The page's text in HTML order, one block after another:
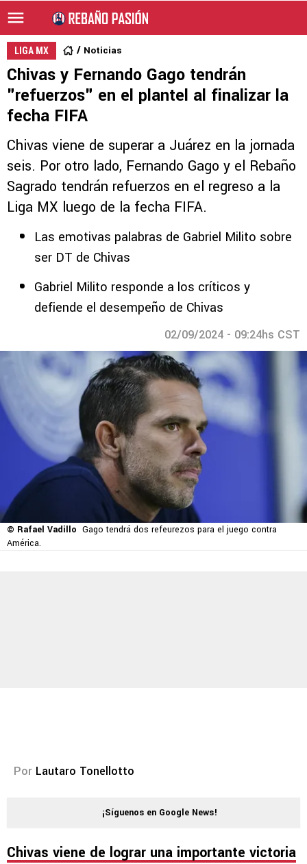
LIGA MX Noticias
Chivas y Fernando Gago tendrán
"refuerzos" en el plantel al finalizar la
fecha FIFA
Chivas viene de superar a Juárez en la jornada
seis. Por otro lado, Fernando Gago y el Rebaño
Sagrado tendrán refuerzos en el regreso a la
Liga MX luego de la fecha FIFA.
Las emotivas palabras de Gabriel Milito sobre
ser DT de Chivas
Gabriel Milito responde a los críticos y
defiende el desempeño de Chivas
02/09/2024 - 09:24hs CST
© Rafael Vadillo Gago tendrá dos refeurezos para el juego contra
América.
Por Lautaro Tonellotto
¡Síguenos en Google News!
Chivas viene de lograr una importante victoria